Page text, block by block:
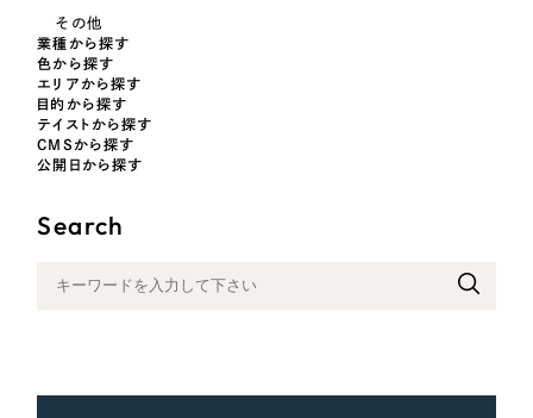
ブルー・青色
パープル・紫色
ピンク・桃色
カラフル・多色
その他
その他
業種から探す
色から探す
エリアから探す
目的から探す
テイストから探す
CMSから探す
公開日から探す
Search